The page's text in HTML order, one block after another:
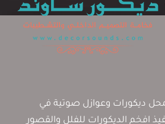
ديكورات وعوازل صوتية في
افخم الديكورات للفلل والقصور